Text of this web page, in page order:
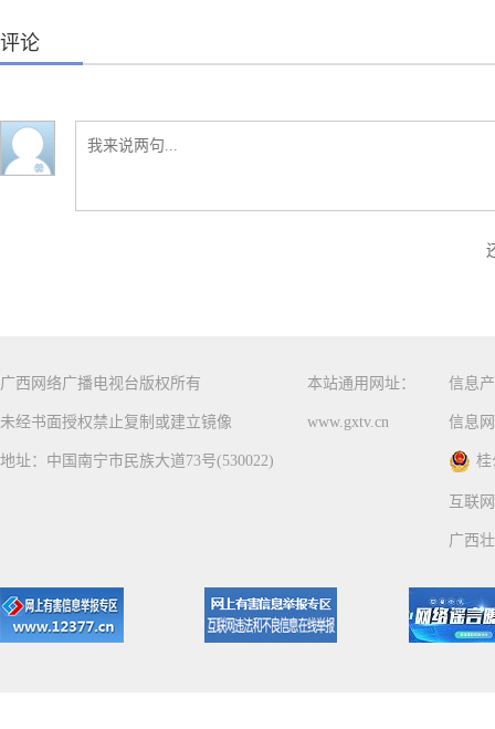
评论
广西网络广播电视台版权所有
未经书面授权禁止复制或建立镜像
地址：中国南宁市民族大道73号(530022)
本站通用网址：
www.gxtv.cn
信息
信息
桂
互联
广西